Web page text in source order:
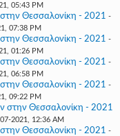
05:43 PM
στην Θεσσαλονίκη - 2021 -
07:38 PM
στην Θεσσαλονίκη - 2021 -
01:26 PM
στην Θεσσαλονίκη - 2021 -
06:58 PM
στην Θεσσαλονίκη - 2021 -
09:22 PM
στην Θεσσαλονίκη - 2021
2021, 12:36 AM
στην Θεσσαλονίκη - 2021 -